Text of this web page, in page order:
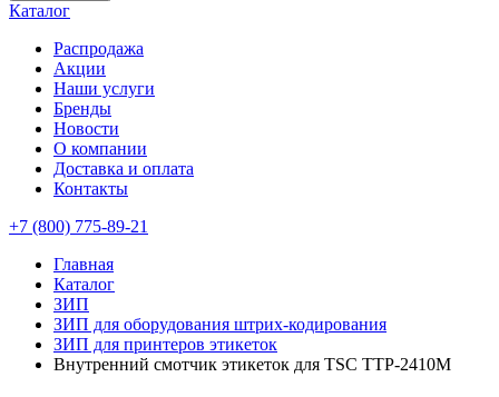
Каталог
Распродажа
Акции
Наши услуги
Бренды
Новости
О компании
Доставка и оплата
Контакты
+7 (800) 775-89-21
Главная
Каталог
ЗИП
ЗИП для оборудования штрих-кодирования
ЗИП для принтеров этикеток
Внутренний смотчик этикеток для TSC TTP-2410M